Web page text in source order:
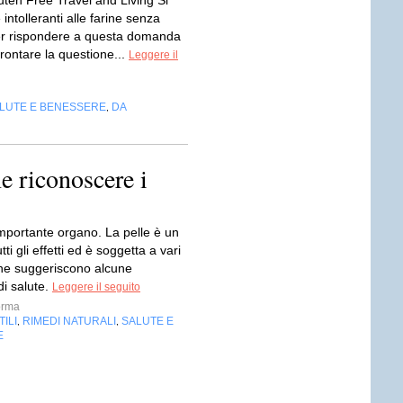
intolleranti alle farine senza
rispondere a questa domanda
la questione...
Leggere il
E BENESSERE DA
riconoscere i
organo. La pelle è un
gli effetti ed è soggetta a vari
suggeriscono alcune
salute.
Leggere il seguito
RIMEDI NATURALI
SALUTE E